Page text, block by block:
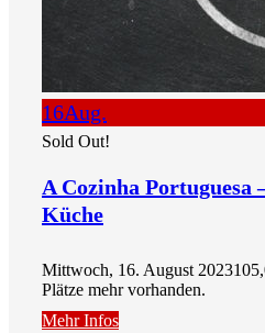
16Aug.
Sold Out!
A Cozinha Portuguesa
Küche
Mittwoch, 16. August 2023
Plätze mehr vorhanden.
Mehr Infos